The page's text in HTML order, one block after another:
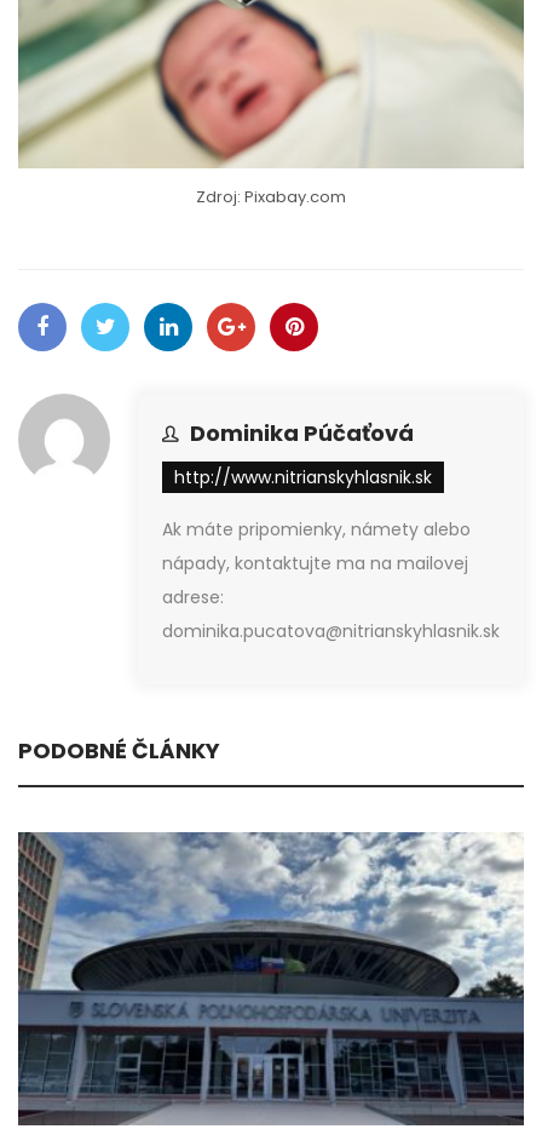
Zdroj: Pixabay.com
Dominika Púčaťová
http://www.nitrianskyhlasnik.sk
Ak máte pripomienky, námety alebo
nápady, kontaktujte ma na mailovej
adrese:
dominika.pucatova@nitrianskyhlasnik.sk
PODOBNÉ ČLÁNKY